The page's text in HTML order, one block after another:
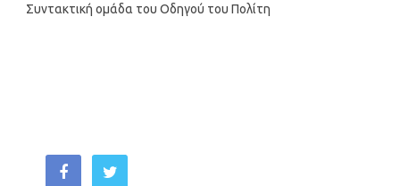
Συντακτική ομάδα του Οδηγού του Πολίτη